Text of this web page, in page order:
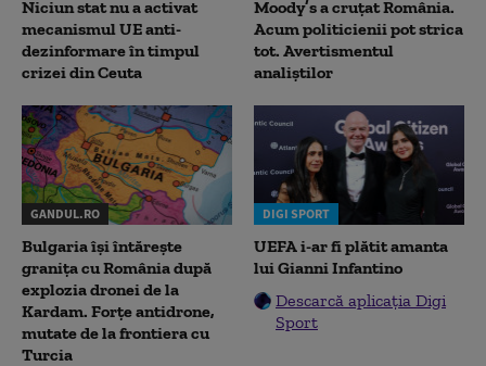
Niciun stat nu a activat
mecanismul UE anti-
dezinformare în timpul
crizei din Ceuta
Moody’s a cruțat România.
Acum politicienii pot strica
tot. Avertismentul
analiștilor
GANDUL.RO
Bulgaria își întărește
granița cu România după
explozia dronei de la
Kardam. Forțe antidrone,
mutate de la frontiera cu
Turcia
DIGI SPORT
UEFA i-ar fi plătit amanta
lui Gianni Infantino
Descarcă aplicația Digi
Sport